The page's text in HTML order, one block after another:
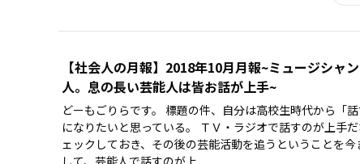
【社会人の月報】2018年10月月報~ミュージシャ
人。息の長い芸能人は皆お話が上手~
どーもごりらです。 標題の件、自分は高校生時代から「話
になりたいと思っている。 ＴＶ・ラジオで話すのが上手
ェックしておき、その後の芸能活動を追うということを